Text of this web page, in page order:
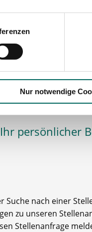
Nur notwendige
Stellenangebot als Markdown
Ihr persönlicher
Suche nach einer
zu unseren
Stellenanfrage